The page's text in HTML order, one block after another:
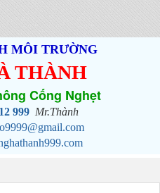
MÔI TRƯỜNG
THÀNH
Cống Nghẹt
999 Mr.Thành